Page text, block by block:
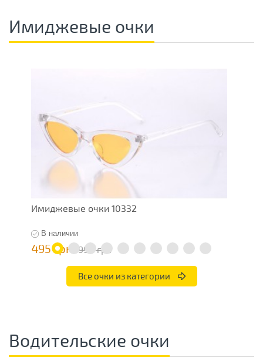
Имиджевые очки
Имиджевые очки 10332
В наличии
495 грн 990 грн
Все очки из категории
Водительские очки